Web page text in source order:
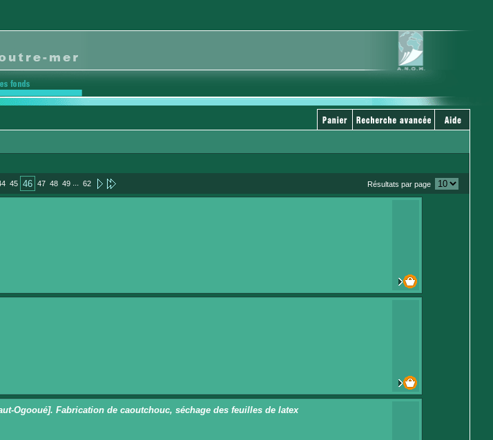
45 46 47 48 49 ... 62 Résultats par page
Ogooué]. Fabrication de caoutchouc, séchage des feuilles de latex